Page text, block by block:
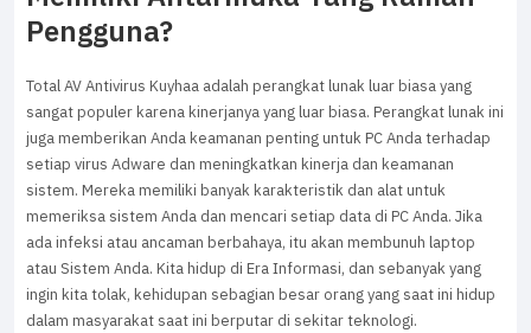
Pengguna?
Total AV Antivirus Kuyhaa adalah perangkat lunak luar biasa yang
sangat populer karena kinerjanya yang luar biasa. Perangkat lunak ini
juga memberikan Anda keamanan penting untuk PC Anda terhadap
setiap virus Adware dan meningkatkan kinerja dan keamanan
sistem. Mereka memiliki banyak karakteristik dan alat untuk
memeriksa sistem Anda dan mencari setiap data di PC Anda. Jika
ada infeksi atau ancaman berbahaya, itu akan membunuh laptop
atau Sistem Anda. Kita hidup di Era Informasi, dan sebanyak yang
ingin kita tolak, kehidupan sebagian besar orang yang saat ini hidup
dalam masyarakat saat ini berputar di sekitar teknologi.